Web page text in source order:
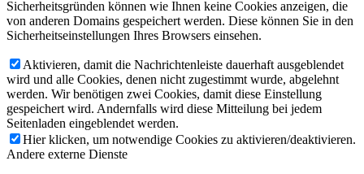
Sicherheitsgründen können wie Ihnen keine Cookies anzeigen, die
von anderen Domains gespeichert werden. Diese können Sie in den
Sicherheitseinstellungen Ihres Browsers einsehen.
Aktivieren, damit die Nachrichtenleiste dauerhaft ausgeblendet
wird und alle Cookies, denen nicht zugestimmt wurde, abgelehnt
werden. Wir benötigen zwei Cookies, damit diese Einstellung
gespeichert wird. Andernfalls wird diese Mitteilung bei jedem
Seitenladen eingeblendet werden.
Hier klicken, um notwendige Cookies zu aktivieren/deaktivieren.
Andere externe Dienste